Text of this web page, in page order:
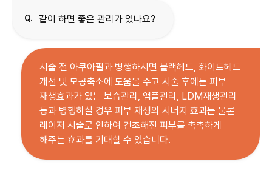
Q. 같이 하면 좋은 관리가 있나요?
시술 전 아쿠아필과 병행하시면 블랙헤드, 화이트헤드
개선 및 모공축소에 도움을 주고 시술 후에는 피부
재생효과가 있는 보습관리, 앰플관리, LDM재생관리
등과 병행하실 경우 피부 재생의 시너지 효과는 물론
레이저 시술로 인하여 건조해진 피부를 촉촉하게
해주는 효과를 기대할 수 있습니다.